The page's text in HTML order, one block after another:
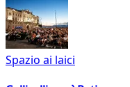
Spazio ai laici